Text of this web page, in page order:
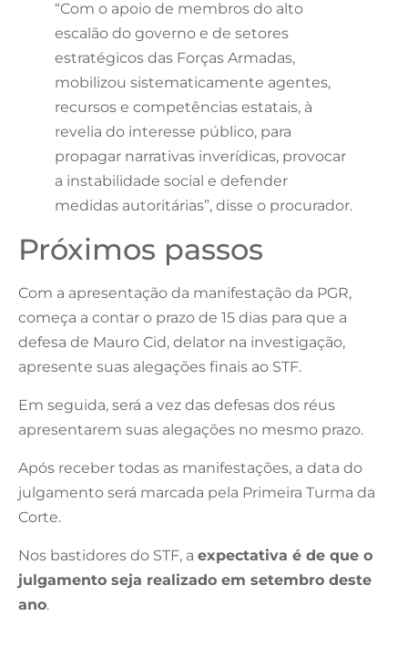
“Com o apoio de membros do alto
escalão do governo e de setores
estratégicos das Forças Armadas,
mobilizou sistematicamente agentes,
recursos e competências estatais, à
revelia do interesse público, para
propagar narrativas inverídicas, provocar
a instabilidade social e defender
medidas autoritárias”, disse o procurador.
Próximos passos
Com a apresentação da manifestação da PGR,
começa a contar o prazo de 15 dias para que a
defesa de Mauro Cid, delator na investigação,
apresente suas alegações finais ao STF.
Em seguida, será a vez das defesas dos réus
apresentarem suas alegações no mesmo prazo.
Após receber todas as manifestações, a data do
julgamento será marcada pela Primeira Turma da
Corte.
Nos bastidores do STF, a expectativa é de que o
julgamento seja realizado em setembro deste
ano.